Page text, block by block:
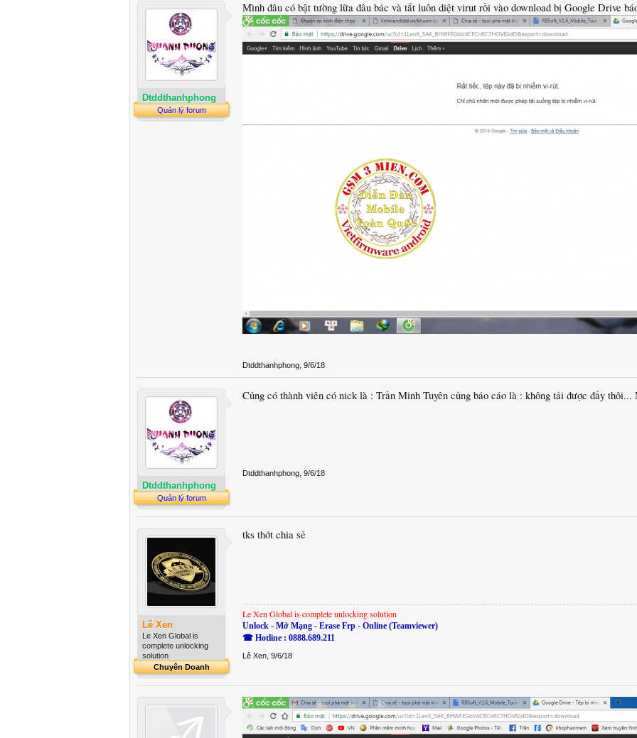
Dtddthanhphong
Quản lý forum
Mình đâu có bật tường lữa đâu bác và tắt luôn diệt virut rồi vào download bị Google Drive
Dtddthanhphong 9/6/18
Dtddthanhphong
Quản lý forum
Củng có thành viên có nick là : Trần Minh Tuyên củng báo cáo là : không tải được đấy
Dtddthanhphong 9/6/18
Lê Xen
Le Xen Global is
complete unlocking
solution
Chuyên Doanh
tks thớt chia sẻ
Le Xen Global is complete unlocking solution
Unlock - Mở Mạng - Erase Frp - Online (Teamviewer)
☎ Hotline : 0888.689.211
Lê Xen 9/6/18